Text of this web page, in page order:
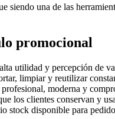
siendo una de las
promocional
utilidad y percepción de
limpiar y reutilizar
moderna y
los clientes conservan y
stock disponible para